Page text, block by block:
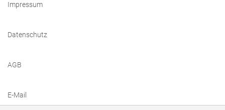
Impressum
Datenschutz
AGB
E-Mail